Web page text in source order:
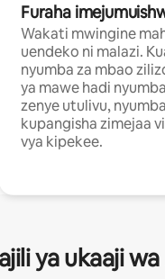
Furaha
Wakati mwingine
uendeko ni malazi.
nyumba za mbao
ya mawe hadi
zenye utulivu,
kupangisha zimejaa
vya kipekee.
ya ukaaji